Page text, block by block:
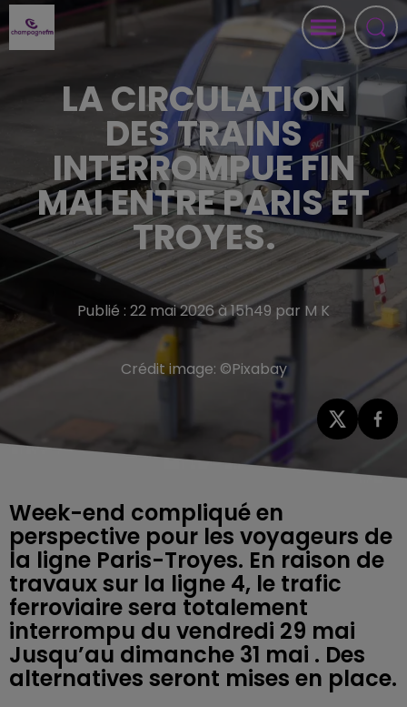
LA CIRCULATION
DES TRAINS
INTERROMPUE FIN
MAI ENTRE PARIS ET
TROYES.
Publié : 22 mai 2026 à 15h49 par M K
Crédit image: ©Pixabay
Week-end compliqué en
perspective pour les voyageurs de
la ligne Paris-Troyes. En raison de
travaux sur la ligne 4, le trafic
ferroviaire sera totalement
interrompu du vendredi 29 mai
Jusqu’au dimanche 31 mai . Des
alternatives seront mises en place.